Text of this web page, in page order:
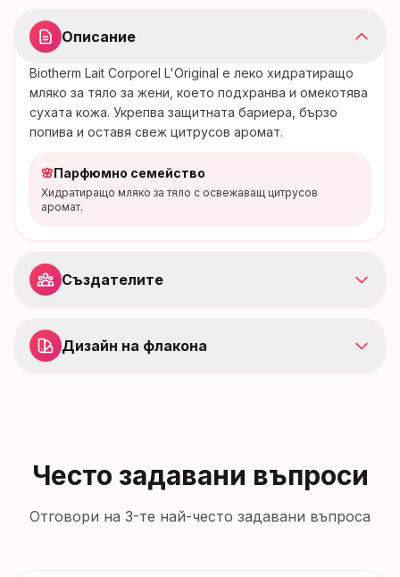
Описание
Biotherm Lait Corporel L'Original е леко хидратиращо
мляко за тяло за жени, което подхранва и омекотява
сухата кожа. Укрепва защитната бариера, бързо
попива и оставя свеж цитрусов аромат.
🌸Парфюмно семейство
Хидратиращо мляко за тяло с освежаващ цитрусов
аромат.
Създателите
Дизайн на флакона
Често задавани въпроси
Отговори на 3-те най-често задавани въпроса